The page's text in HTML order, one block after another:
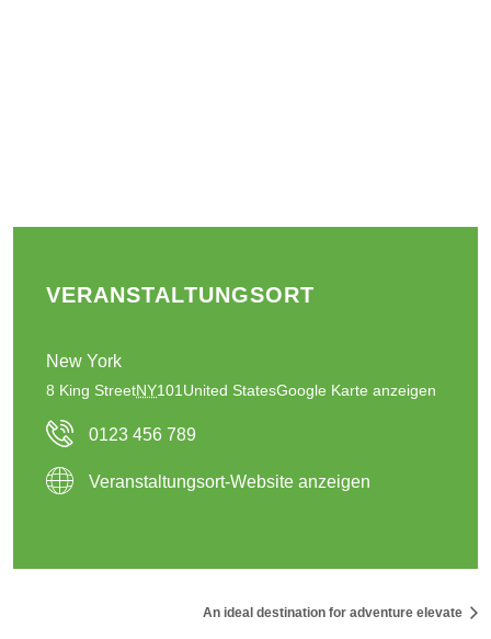
VERANSTALTUNGSORT
New York
8 King StreetNY101 United StatesGoogle Karte anzeigen
0123 456 789
Veranstaltungsort-Website anzeigen
An ideal destination for adventure elevate